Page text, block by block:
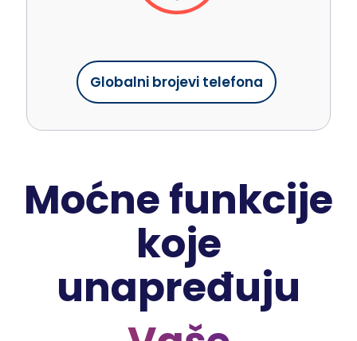
Globalni brojevi telefona
Moćne funkcije
koje
unapređuju